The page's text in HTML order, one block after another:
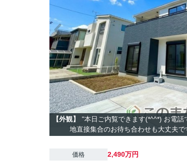
【外観】
"本日ご内覧できます(*^^*) お電
地直接集合のお待ち合わせも大丈夫
価格 2,490万円